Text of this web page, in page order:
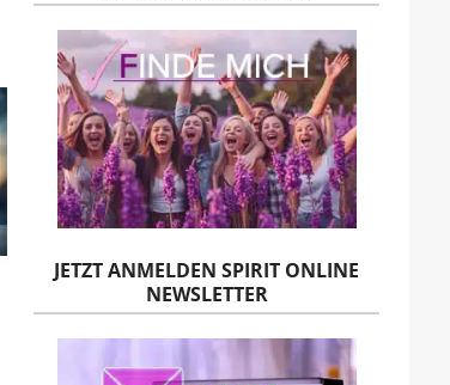
JETZT ANMELDEN SPIRIT ONLINE
NEWSLETTER